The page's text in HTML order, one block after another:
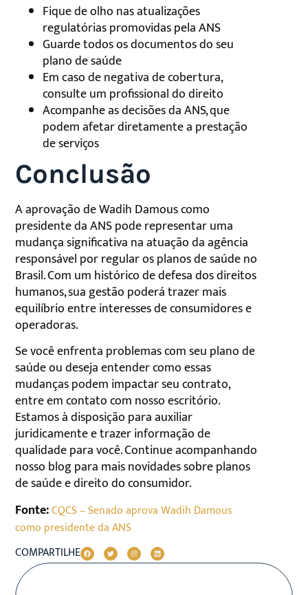
Fique de olho nas atualizações
regulatórias promovidas pela ANS
Guarde todos os documentos do seu
plano de saúde
Em caso de negativa de cobertura,
consulte um profissional do direito
Acompanhe as decisões da ANS, que
podem afetar diretamente a prestação
de serviços
Conclusão
A aprovação de Wadih Damous como
presidente da ANS pode representar uma
mudança significativa na atuação da agência
responsável por regular os planos de saúde no
Brasil. Com um histórico de defesa dos direitos
humanos, sua gestão poderá trazer mais
equilíbrio entre interesses de consumidores e
operadoras.
Se você enfrenta problemas com seu plano de
saúde ou deseja entender como essas
mudanças podem impactar seu contrato,
entre em contato com nosso escritório.
Estamos à disposição para auxiliar
juridicamente e trazer informação de
qualidade para você. Continue acompanhando
nosso blog para mais novidades sobre planos
de saúde e direito do consumidor.
Fonte:CQCS – Senado aprova Wadih Damous
como presidente da ANS
COMPARTILHE